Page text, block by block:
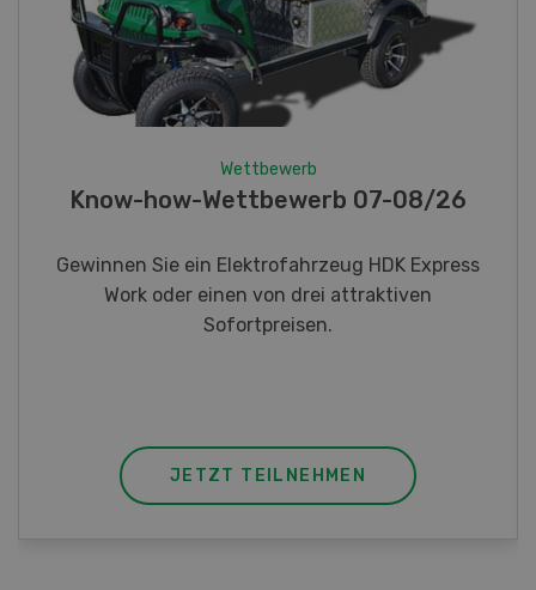
Fotorätsel 07-08/26
Gewinnen Sie eines von fünf LANDI
Taschenmessern
JETZT TEILNEHMEN